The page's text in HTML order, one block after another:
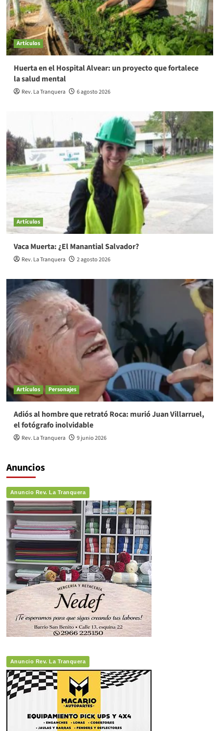
Artículos
Huerta en el Hospital Alvear: un proyecto que fortalece
la salud mental
Rev. La Tranquera 6 agosto 2026
Artículos
Vaca Muerta: ¿El Manantial Salvador?
Rev. La Tranquera 2 agosto 2026
Artículos Personajes
Adiós al hombre que retrató Roca: murió Juan Villarruel,
el fotógrafo inolvidable
Rev. La Tranquera 9 junio 2026
Anuncios
Anuncio Rev. La Tranquera
Anuncio Rev. La Tranquera